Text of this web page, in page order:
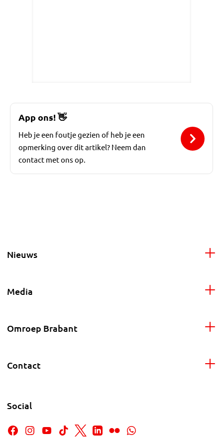
App ons!👋
Heb je een foutje gezien of heb je een
opmerking over dit artikel? Neem dan
contact met ons op.
Nieuws
Media
Omroep Brabant
Contact
Social